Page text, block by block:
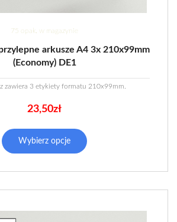
75 opak. w magazynie
arkusze A4 3x 210x99mm
(Economy) DE1
zawiera 3 etykiety formatu 210x99mm.
23,50zł
Wybierz opcje